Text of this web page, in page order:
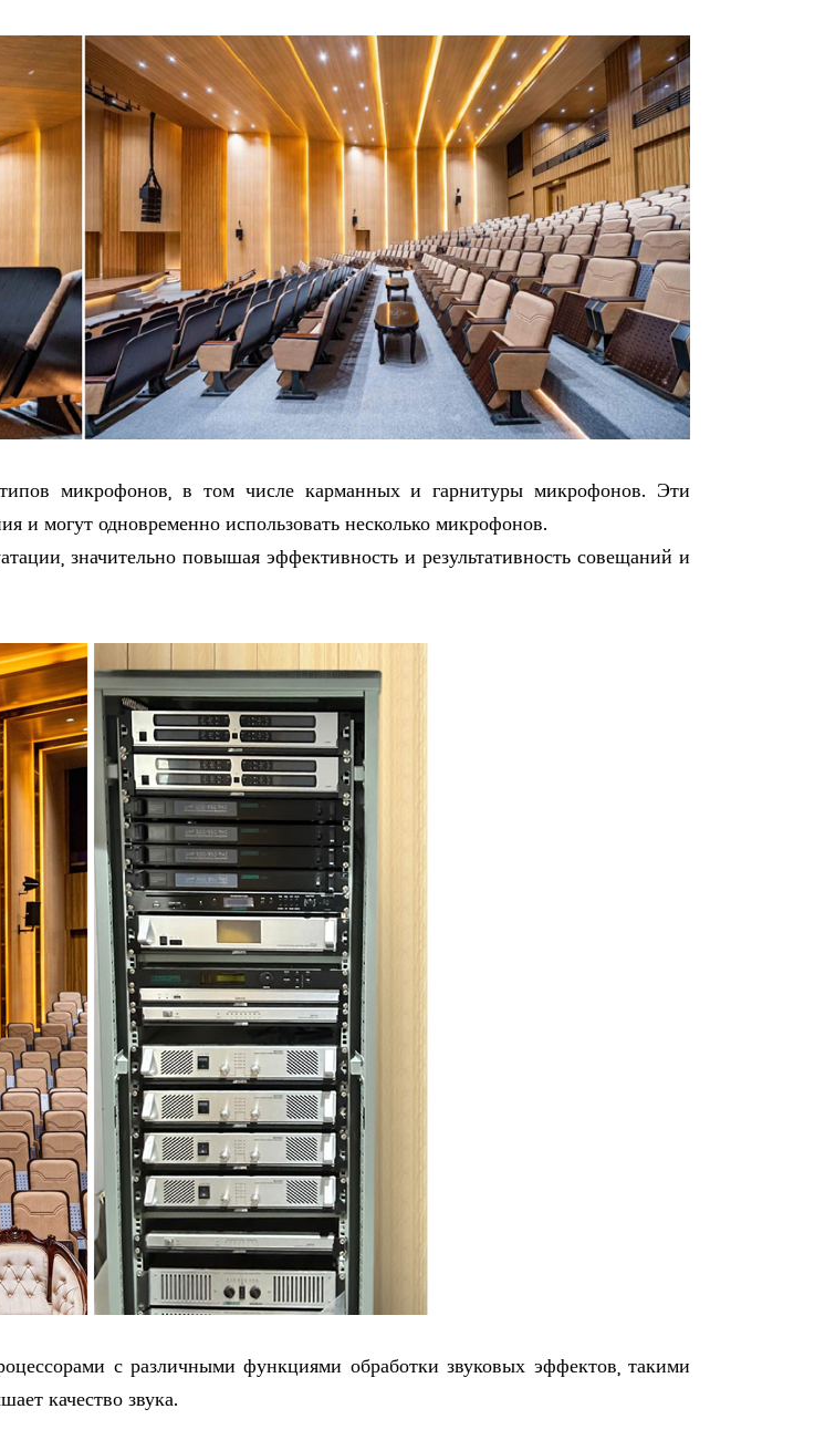
микрофонов, в том числе карманных и гарнитуры микрофонов. Эти
и могут одновременно использовать несколько микрофонов.
значительно повышая эффективность и результативность совещаний и
с различными функциями обработки звуковых эффектов, такими
качество звука.